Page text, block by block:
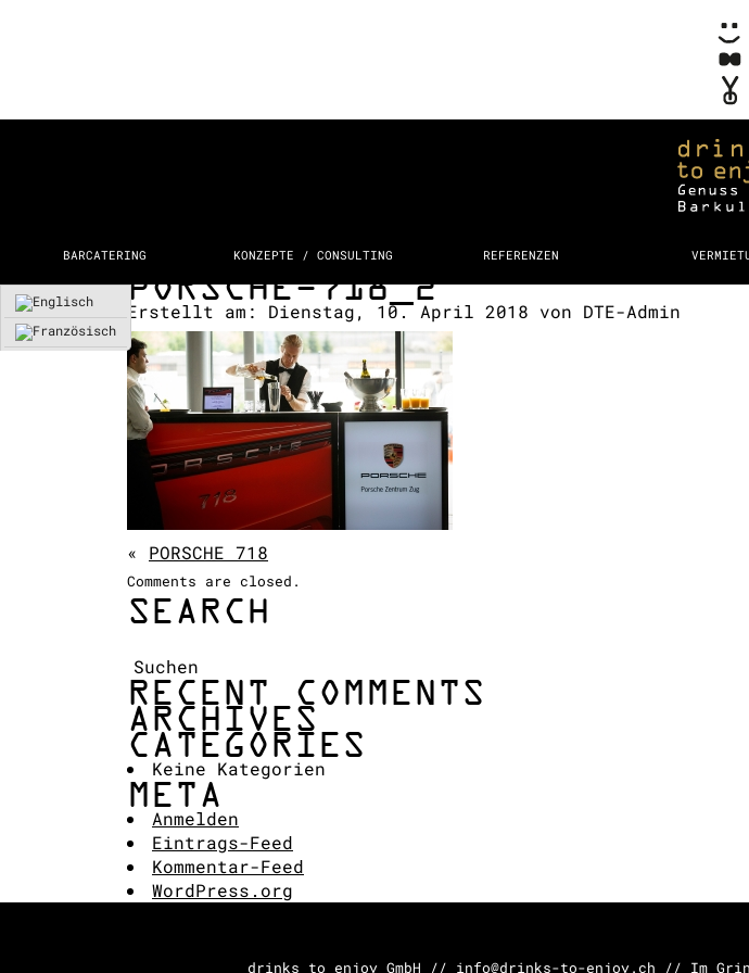
BARCATERING KONZEPTE / CONSULTING REFERENZEN
PORSCHE-718_2
Erstellt am: Dienstag, 10. April 2018 von DTE-Admin
« PORSCHE 718
Comments are closed.
SEARCH
RECENT COMMENTS
ARCHIVES
CATEGORIES
Keine Kategorien
META
Anmelden
Eintrags-Feed
Kommentar-Feed
WordPress.org
drinks to enjoy GmbH // info@drinks-to-enjoy.ch // Im